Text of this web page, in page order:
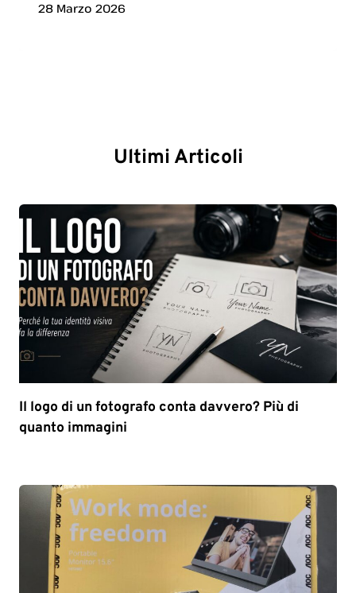
28 Marzo 2026
Ultimi Articoli
Il logo di un fotografo conta davvero? Più di
quanto immagini